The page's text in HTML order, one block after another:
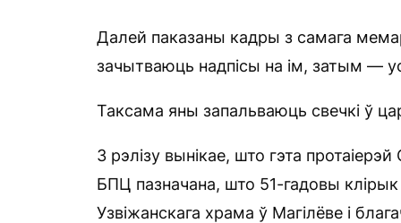
Далей паказаны кадры з самага
зачытваюць надпісы на ім, затым —
Таксама яны запальваюць свечкі ў
З рэлізу вынікае, што гэта
БПЦ пазначана, што 51-гадовы
Узвіжанскага храма ў Магілёве і